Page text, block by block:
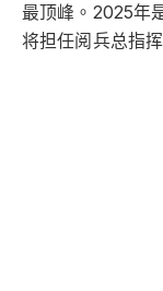
最顶峰。2025年
将担任阅兵总指